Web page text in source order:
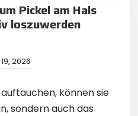
Pickel am Hals
loszuwerden
2026
können sie
sondern auch das